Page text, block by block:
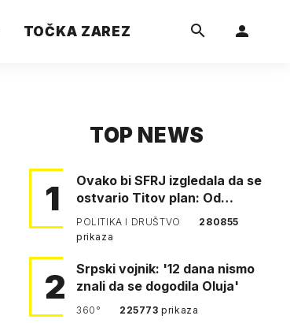
TOČKA ZAREZ
TOP NEWS
1
Ovako bi SFRJ izgledala da se
ostvario Titov plan: Od
Klagenfurta do Istanbula!
POLITIKA I DRUŠTVO
280855
prikaza
2
Srpski vojnik: '12 dana nismo
znali da se dogodila Oluja'
360° 225773prikaza